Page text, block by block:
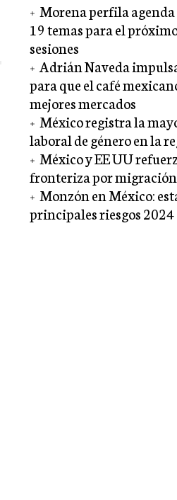
Morena perfila
19 temas para el
sesiones
Adrián Naveda
para que el café
mejores mercados
México registra la
laboral de género en la
México y EE UU
fronteriza por migración
Monzón en México:
principales riesgos 2024